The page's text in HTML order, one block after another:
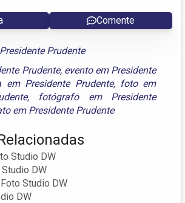
Comente
Prudente
Prudente, evento em Presidente
em Presidente Prudente, foto em
, fotógrafo em Presidente
em Presidente Prudente
Studio DW
DW
Studio DW
DW